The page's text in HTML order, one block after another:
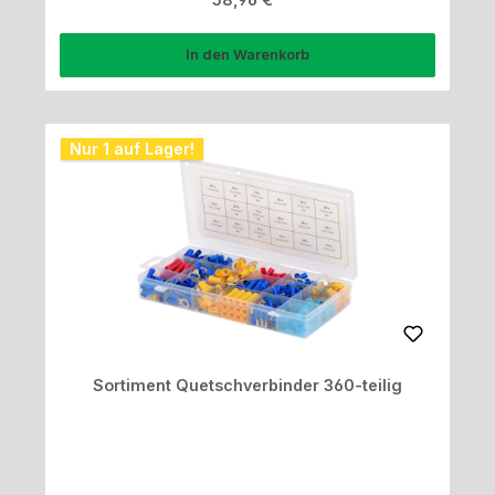
In den Warenkorb
Nur 1 auf Lager!
Sortiment Quetschverbinder 360-teilig